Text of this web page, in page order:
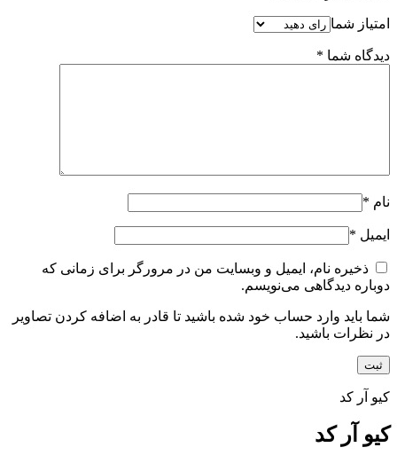
امتیاز شما
دیدگاه شما *
نام *
ایمیل *
ذخیره نام، ایمیل و وبسایت من در مرورگر برای زمانی که
دوباره دیدگاهی می‌نویسم.
شما باید وارد حساب خود شده باشید تا قادر به اضافه کردن تصاویر
در نظرات باشید.
کیو آر کد
کیو آر کد